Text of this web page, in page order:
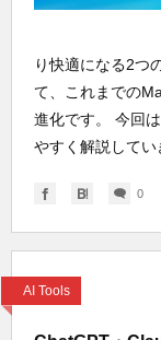
り快適になる2つ
て、これまでの
進化です。 今回
やすく解説してい
0
AI Tools